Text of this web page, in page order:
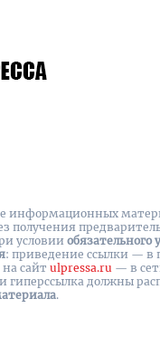
информационных
получения
условии обязательного
: приведение ссылки — в
cайт ulpressa.ru — в
гиперссылка должны
.